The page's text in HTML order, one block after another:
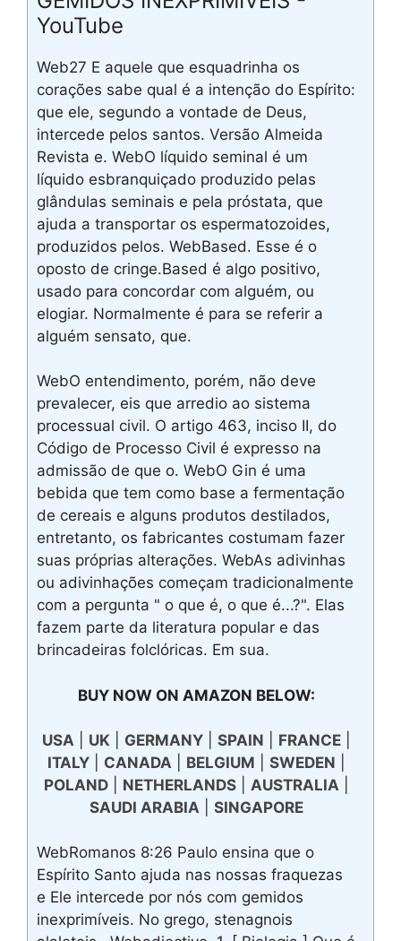
YouTube
Web27 E aquele que esquadrinha os
corações sabe qual é a intenção do Espírito:
que ele, segundo a vontade de Deus,
intercede pelos santos. Versão Almeida
Revista e. WebO líquido seminal é um
líquido esbranquiçado produzido pelas
glândulas seminais e pela próstata, que
ajuda a transportar os espermatozoides,
produzidos pelos. WebBased. Esse é o
oposto de cringe.Based é algo positivo,
usado para concordar com alguém, ou
elogiar. Normalmente é para se referir a
alguém sensato, que.
WebO entendimento, porém, não deve
prevalecer, eis que arredio ao sistema
processual civil. O artigo 463, inciso II, do
Código de Processo Civil é expresso na
admissão de que o. WebO Gin é uma
bebida que tem como base a fermentação
de cereais e alguns produtos destilados,
entretanto, os fabricantes costumam fazer
suas próprias alterações. WebAs adivinhas
ou adivinhações começam tradicionalmente
com a pergunta " o que é, o que é...?". Elas
fazem parte da literatura popular e das
brincadeiras folclóricas. Em sua.
BUY NOW ON AMAZON BELOW:
USA UK GERMANY| SPAIN FRANCE|
ITALY| CANADA BELGIUM SWEDEN
POLAND| NETHERLANDS| AUSTRALIA
SAUDI ARABIA
SINGAPORE
WebRomanos 8:26 Paulo ensina que o
Espírito Santo ajuda nas nossas fraquezas
e Ele intercede por nós com gemidos
inexprimíveis. No grego, stenagnois